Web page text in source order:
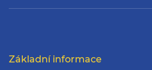
Základní informace